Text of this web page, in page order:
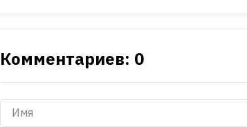
Комментариев: 0